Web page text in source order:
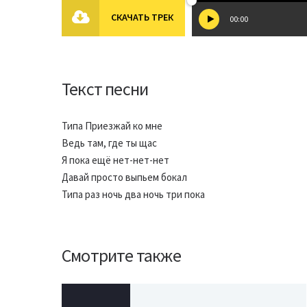
СКАЧАТЬ ТРЕК 00:00
Текст песни
Типа Приезжай ко мне
Ведь там, где ты щас
Я пока ещё нет-нет-нет
Давай просто выпьем бокал
Типа раз ночь два ночь три пока
Смотрите также